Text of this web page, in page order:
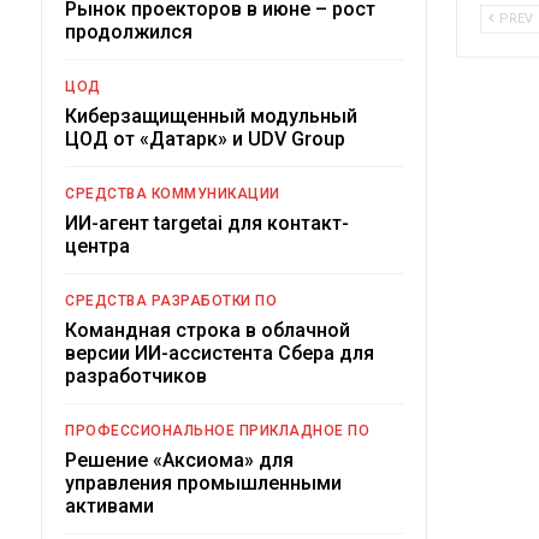
PREV
Рынок проекторов в июне – рост
продолжился
ЦОД
Киберзащищенный модульный
ЦОД от «Датарк» и UDV Group
СРЕДСТВА КОММУНИКАЦИИ
ИИ-агент targetai для контакт-
центра
СРЕДСТВА РАЗРАБОТКИ ПО
Командная строка в облачной
версии ИИ-ассистента Сбера для
разработчиков
ПРОФЕССИОНАЛЬНОЕ ПРИКЛАДНОЕ ПО
Решение «Аксиома» для
управления промышленными
активами